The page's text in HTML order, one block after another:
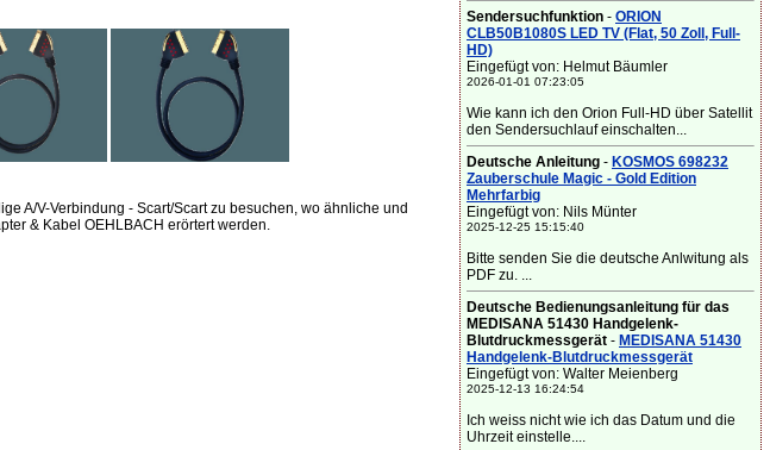
A/V-Verbindung - Scart/Scart zu besuchen, wo ähnliche und
& Kabel OEHLBACH erörtert werden.
Sendersuchfunktion - ORION
CLB50B1080S LED TV (Flat, 50 Zoll, Full-
HD)
Eingefügt von: Helmut Bäumler
2026-01-01 07:23:05
Wie kann ich den Orion Full-HD über Satellit
den Sendersuchlauf einschalten...
Deutsche Anleitung - KOSMOS 698232
Zauberschule Magic - Gold Edition
Mehrfarbig
Eingefügt von: Nils Münter
2025-12-25 15:15:40
Bitte senden Sie die deutsche Anlwitung als
PDF zu. ...
Deutsche Bedienungsanleitung für das
MEDISANA 51430 Handgelenk-
Blutdruckmessgerät - MEDISANA 51430
Handgelenk-Blutdruckmessgerät
Eingefügt von: Walter Meienberg
2025-12-13 16:24:54
Ich weiss nicht wie ich das Datum und die
Uhrzeit einstelle....